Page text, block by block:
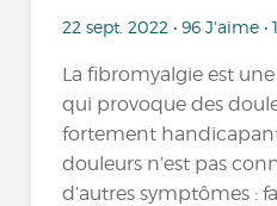
22 sept. 2022 • 96 J'aime
La fibromyalgie est
qui provoque des
fortement
douleurs n’est pas
d’autres symptômes :